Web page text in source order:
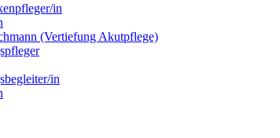
in
(Vertiefung Akutpflege)
in